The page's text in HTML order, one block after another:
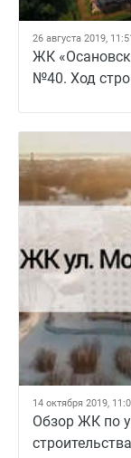
26 августа 2019,
ЖК
№40. Ход
14 октября 2019,
Обзор ЖК по